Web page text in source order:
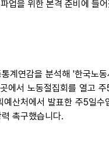
업을 위한 본격 준비에 들
연감을 분석해 '한국노
서 노동절집회를 열고
산처에서 발표한 주5일수
촉구했습니다.